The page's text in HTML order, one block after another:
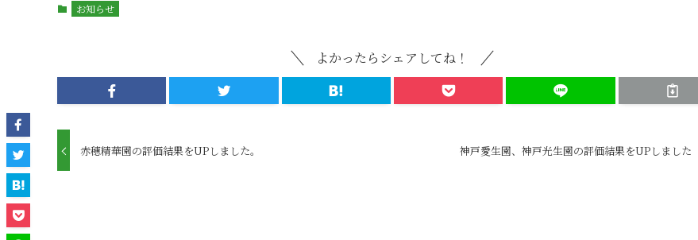
お知らせ
よかったらシェアしてね！
赤穂精華園の評価結果をUPしました。 神戸愛生園、神戸光生園の評価結果をUPしました